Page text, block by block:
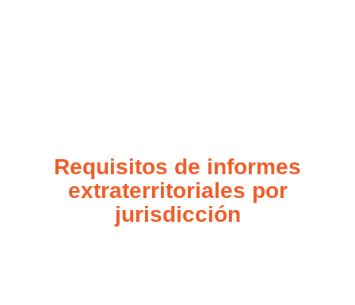
Requisitos de informes
extraterritoriales por
jurisdicción